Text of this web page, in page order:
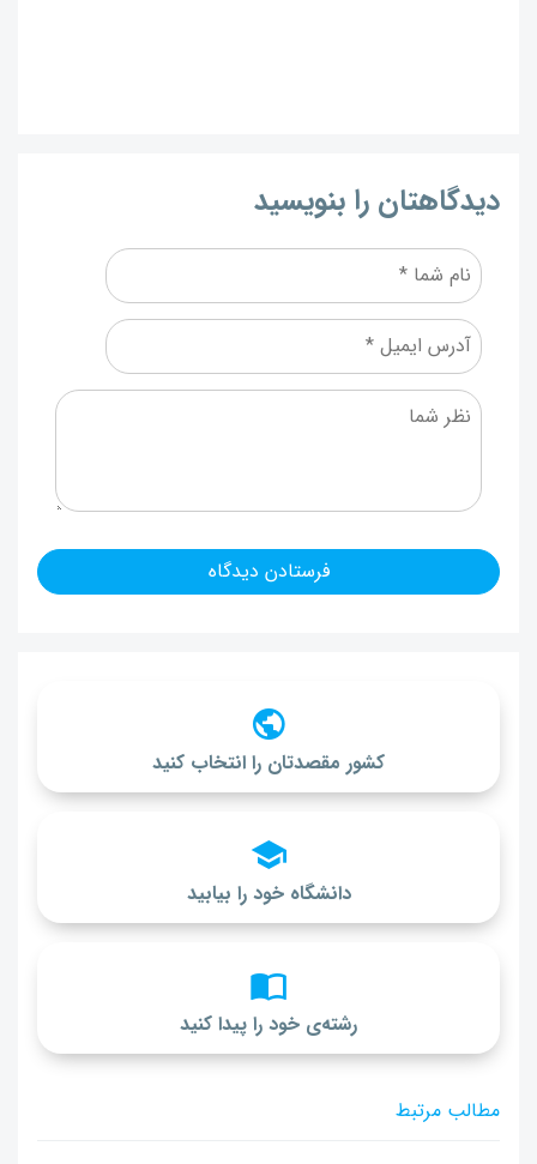
دیدگاهتان را بنویسید
کشور مقصدتان را انتخاب کنید
دانشگاه خود را بیابید
رشته‌ی خود را پیدا کنید
مطالب مرتبط